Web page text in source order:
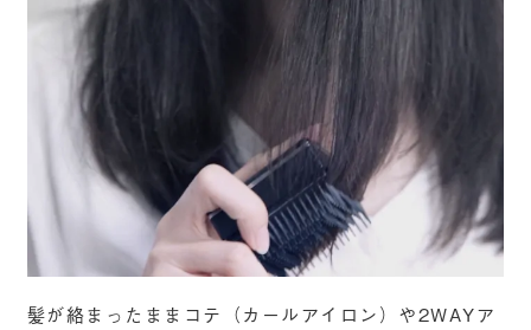
髪が絡まったままコテ（カールアイロン）や2WAYア